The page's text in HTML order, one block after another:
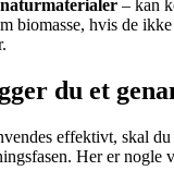
– kan
biomasse, hvis de
du et
effektivt, skal
Her er nogle